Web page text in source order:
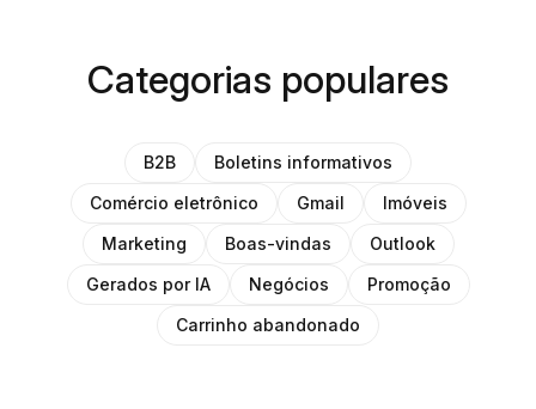
Categorias populares
B2B
Boletins informativos
Comércio eletrônico
Gmail
Imóveis
Marketing
Boas-vindas
Outlook
Gerados por IA
Negócios
Promoção
Carrinho abandonado